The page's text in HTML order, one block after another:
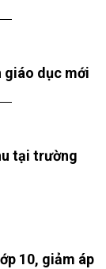
giáo dục mới
tại trường
10, giảm áp